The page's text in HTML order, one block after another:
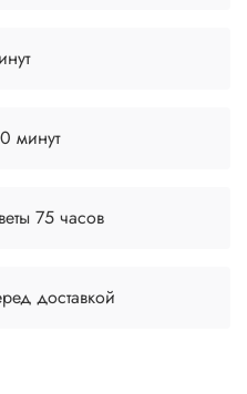
минут
75 часов
доставкой